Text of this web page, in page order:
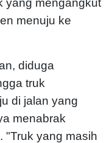
yang mengangkut
menuju ke
diduga
truk
di jalan yang
menabrak
"Truk yang masih